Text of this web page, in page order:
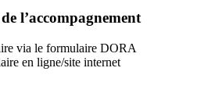
l’accompagnement
via le formulaire DORA
en ligne/site internet